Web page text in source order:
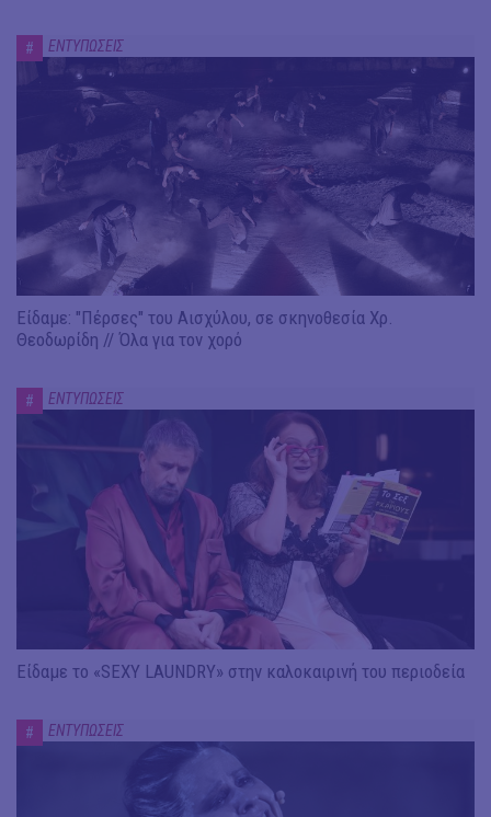
# ΕΝΤΥΠΩΣΕΙΣ
Είδαμε: "Πέρσες" του Αισχύλου, σε σκηνοθεσία Χρ.
Θεοδωρίδη // Όλα για τον χορό
# ΕΝΤΥΠΩΣΕΙΣ
Είδαμε το «SEXY LAUNDRY» στην καλοκαιρινή του περιοδεία
# ΕΝΤΥΠΩΣΕΙΣ